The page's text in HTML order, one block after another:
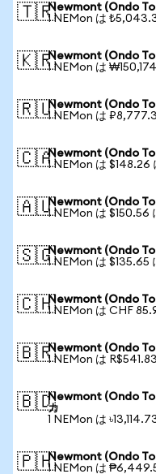
🇹🇷Newmont (Ondo
1 NEMon は
🇰🇷Newmont (Ondo
1 NEMon は
🇷🇺Newmont (Ondo
1 NEMon は
🇨🇦Newmont (Ondo
1 NEMon は $148.26
🇦🇺Newmont (Ondo
1 NEMon は $150.56
🇸🇬Newmont (Ondo
1 NEMon は $135.65
🇨🇭Newmont (Ondo
1 NEMon は CHF
🇧🇷Newmont (Ondo
1 NEMon は
🇧🇩Newmont (Ondo
カ
1 NEMon は
🇵🇭Newmont (Ondo
1 NEMon は